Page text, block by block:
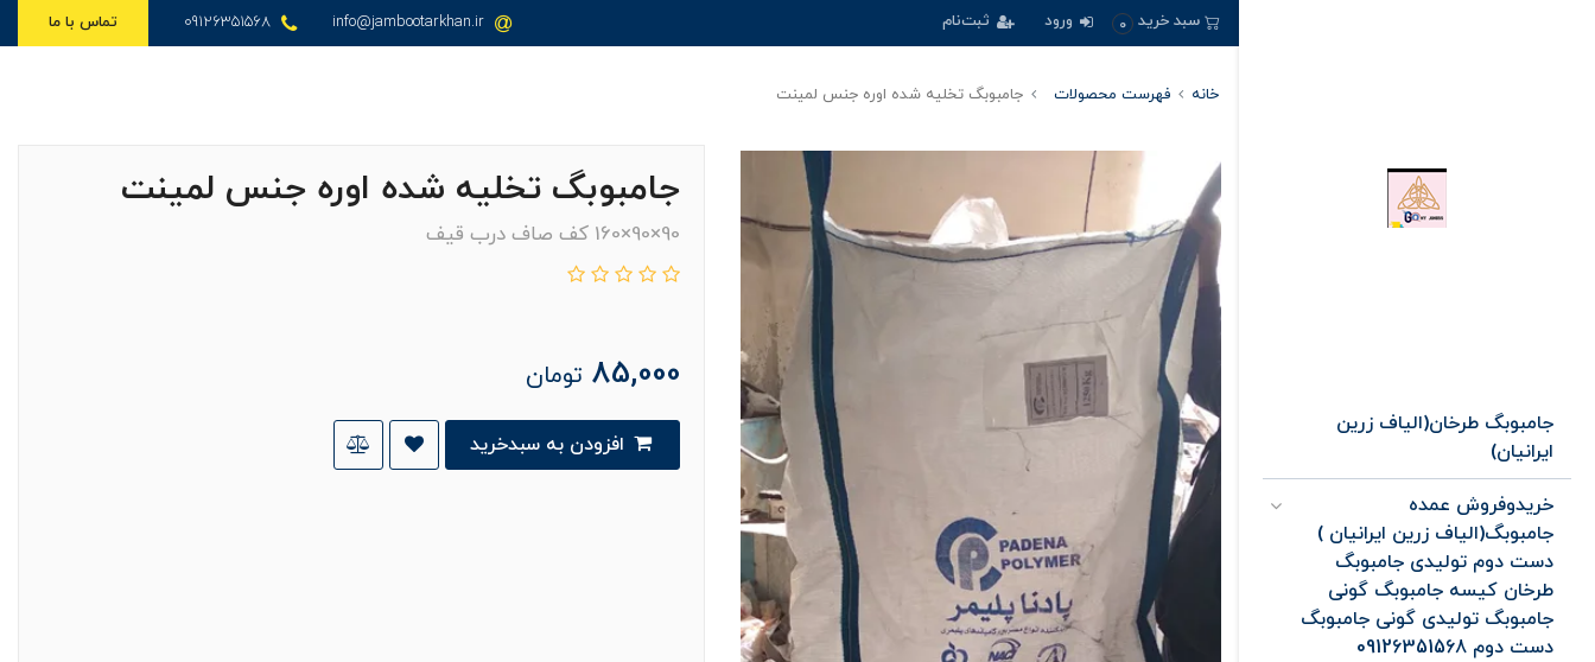
سبد خرید 0 ورود ثبت‌نام info@jambootarkhan.ir
09126351568 تماس با ما
جامبوبگ طرخان(الیاف زرین
ایرانیان)
خریدوفروش عمده
جامبوبگ(الیاف زرین ایرانیان )
دست دوم تولیدی جامبوبگ
طرخان کیسه جامبوبگ گونی
جامبوبگ تولیدی گونی جامبوبگ
دست دوم 09126351568
خانه فهرست محصولات جامبوبگ تخلیه شده اوره جنس لمینت
جامبوبگ تخلیه شده اوره جنس لمینت
90×90×160 کف صاف درب قیف
85,000 تومان